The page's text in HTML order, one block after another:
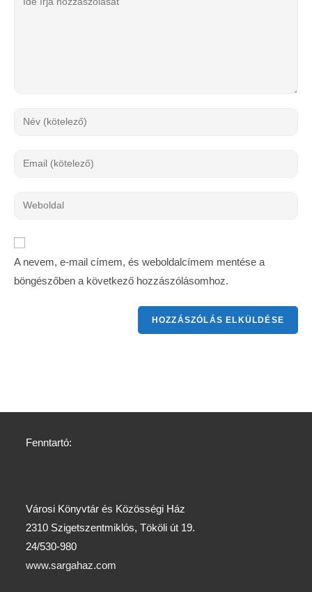
A nevem, e-mail címem, és weboldalcímem mentése a
böngészőben a következő hozzászólásomhoz.
Fenntartó:
Városi Könyvtár és Közösségi Ház
2310 Szigetszentmiklós, Tököli út 19.
24/530-980
www.sargahaz.com